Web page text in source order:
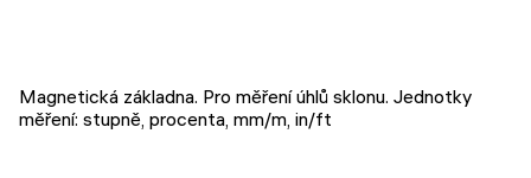
Magnetická základna. Pro měření úhlů sklonu. Jednotky
měření: stupně, procenta, mm/m, in/ft